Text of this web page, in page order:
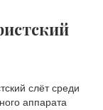
слёт среди
аппарата